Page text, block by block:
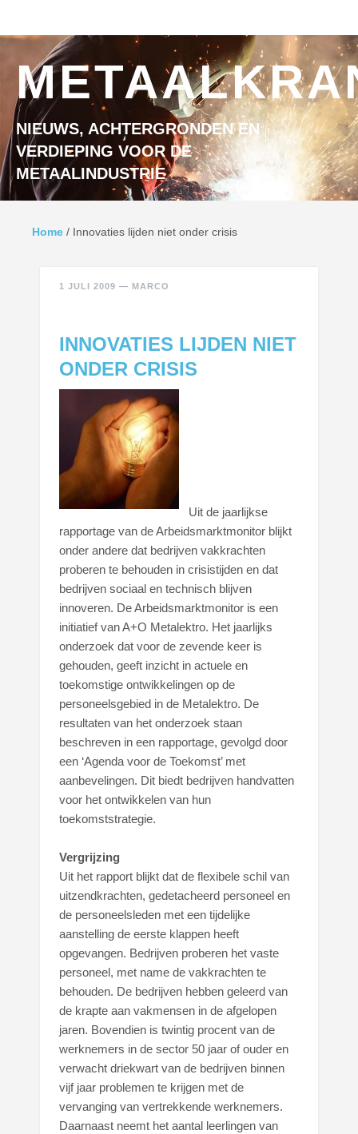
NIEUWS, ACHTERGRONDEN EN
VERDIEPING VOOR DE
METAALINDUSTRIE
Home / Innovaties lijden niet onder crisis
1 JULI 2009 — MARCO
INNOVATIES LIJDEN NIET
ONDER CRISIS
Uit de jaarlijkse
rapportage van de Arbeidsmarktmonitor blijkt
onder andere dat bedrijven vakkrachten
proberen te behouden in crisistijden en dat
bedrijven sociaal en technisch blijven
innoveren. De Arbeidsmarktmonitor is een
initiatief van A+O Metalektro. Het jaarlijks
onderzoek dat voor de zevende keer is
gehouden, geeft inzicht in actuele en
toekomstige ontwikkelingen op de
personeelsgebied in de Metalektro. De
resultaten van het onderzoek staan
beschreven in een rapportage, gevolgd door
een ‘Agenda voor de Toekomst’ met
aanbevelingen. Dit biedt bedrijven handvatten
voor het ontwikkelen van hun
toekomststrategie.
Vergrijzing
Uit het rapport blijkt dat de flexibele schil van
uitzendkrachten, gedetacheerd personeel en
de personeelsleden met een tijdelijke
aanstelling de eerste klappen heeft
opgevangen. Bedrijven proberen het vaste
personeel, met name de vakkrachten te
behouden. De bedrijven hebben geleerd van
de krapte aan vakmensen in de afgelopen
jaren. Bovendien is twintig procent van de
werknemers in de sector 50 jaar of ouder en
verwacht driekwart van de bedrijven binnen
vijf jaar problemen te krijgen met de
vervanging van vertrekkende werknemers.
Daarnaast neemt het aantal leerlingen van